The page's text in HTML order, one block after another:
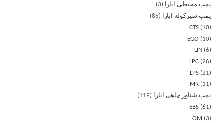
پمپ محیطی ابارا
3
پمپ سیرکوله ابارا
85
CTS
10
EGO
10
LIN
6
LPC 26
LPS 21
MR
11
پمپ شناور چاهی ابارا
119
EBS 61
OM
3